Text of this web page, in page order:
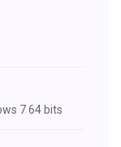
7 64 bits